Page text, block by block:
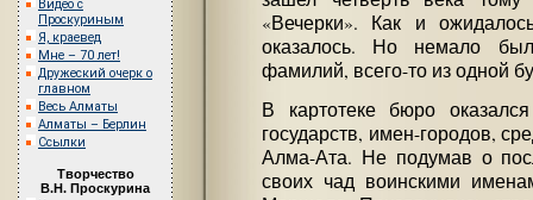
Видео с
Проскуриным
Я, краевед
Мне – 70 лет!
Дружеский очерк о
главном
Весь Алматы
Алматы – Берлин
Ссылки
Творчество
В.Н. Проскурина
«Вечерки». Как и
оказалось. Но немало
фамилий, всего-то из одной
В картотеке бюро
государств, имен-городов,
Алма-Ата. Не подумав о
своих чад воинскими